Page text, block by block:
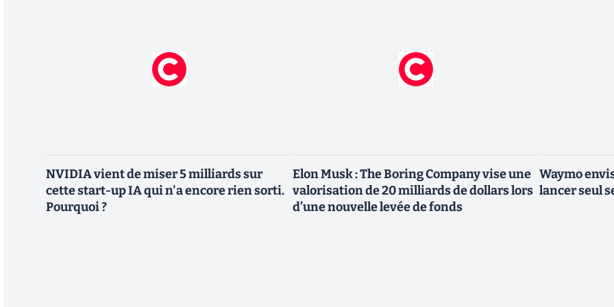
NVIDIA vient de miser 5 milliards sur
cette start-up IA qui n'a encore rien sorti.
Pourquoi ?
Elon Musk : The Boring Company vise une
valorisation de 20 milliards de dollars lors
d’une nouvelle levée de fonds
Waymo
lancer seul